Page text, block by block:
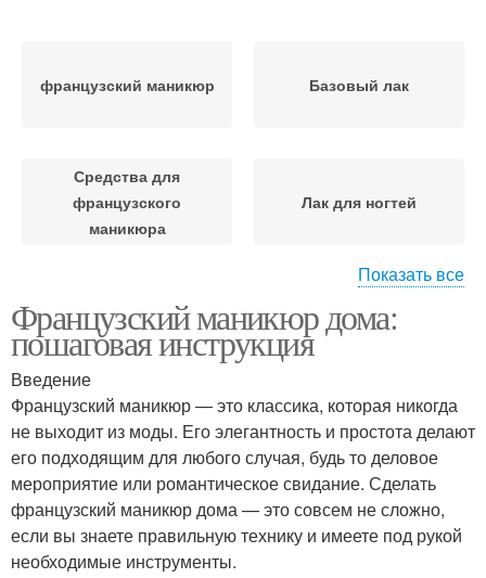
французский маникюр Базовый лак
Средства для
французского
маникюра
Лак для ногтей
Маникюр без полосок Качественные лаки
Маникюр без салона
Способы с обычным
лаком
Маникюр с
использованием
Показать все
Французский маникюр дома:
пошаговая инструкция
Введение
Французский маникюр — это классика, которая никогда
не выходит из моды. Его элегантность и простота делают
его подходящим для любого случая, будь то деловое
мероприятие или романтическое свидание. Сделать
французский маникюр дома — это совсем не сложно,
если вы знаете правильную технику и имеете под рукой
необходимые инструменты.